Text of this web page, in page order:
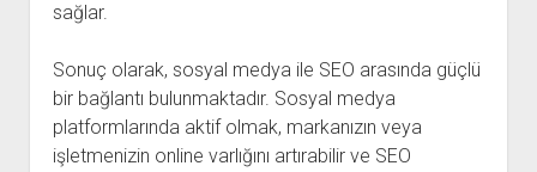
sağlar.
Sonuç olarak, sosyal medya ile SEO arasında güçlü
bir bağlantı bulunmaktadır. Sosyal medya
platformlarında aktif olmak, markanızın veya
işletmenizin online varlığını artırabilir ve SEO